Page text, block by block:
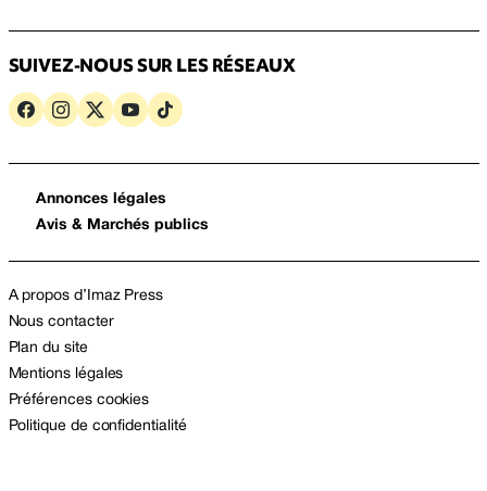
SUIVEZ-NOUS SUR LES RÉSEAUX
Annonces légales
Avis & Marchés publics
A propos d’Imaz Press
Nous contacter
Plan du site
Mentions légales
Préférences cookies
Politique de confidentialité